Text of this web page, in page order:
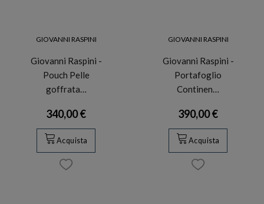
GIOVANNI RASPINI
Giovanni Raspini -
Pouch Pelle
goffrata…
340,00 €
Acquista
GIOVANNI RASPINI
Giovanni Raspini -
Portafoglio
Continen…
390,00 €
Acquista